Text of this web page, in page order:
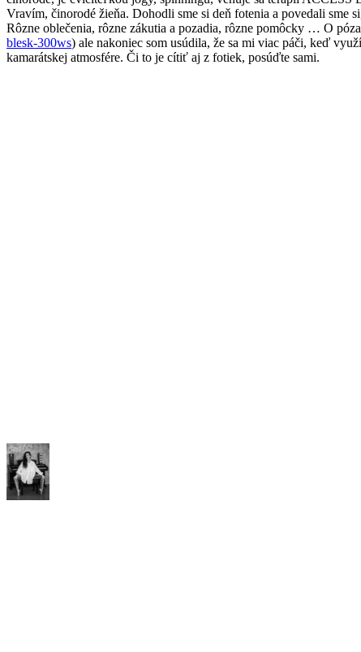
Vravím, činorodé žieňa. Dohodli sme si deň fotenia a povedali sme
Rôzne oblečenia, rôzne zákutia a pozadia, rôzne pomôcky … O
blesk-300ws) ale nakoniec som usúdila, že sa mi viac páči, keď
kamarátskej atmosfére. Či to je cítiť aj z fotiek, posúďte sami.